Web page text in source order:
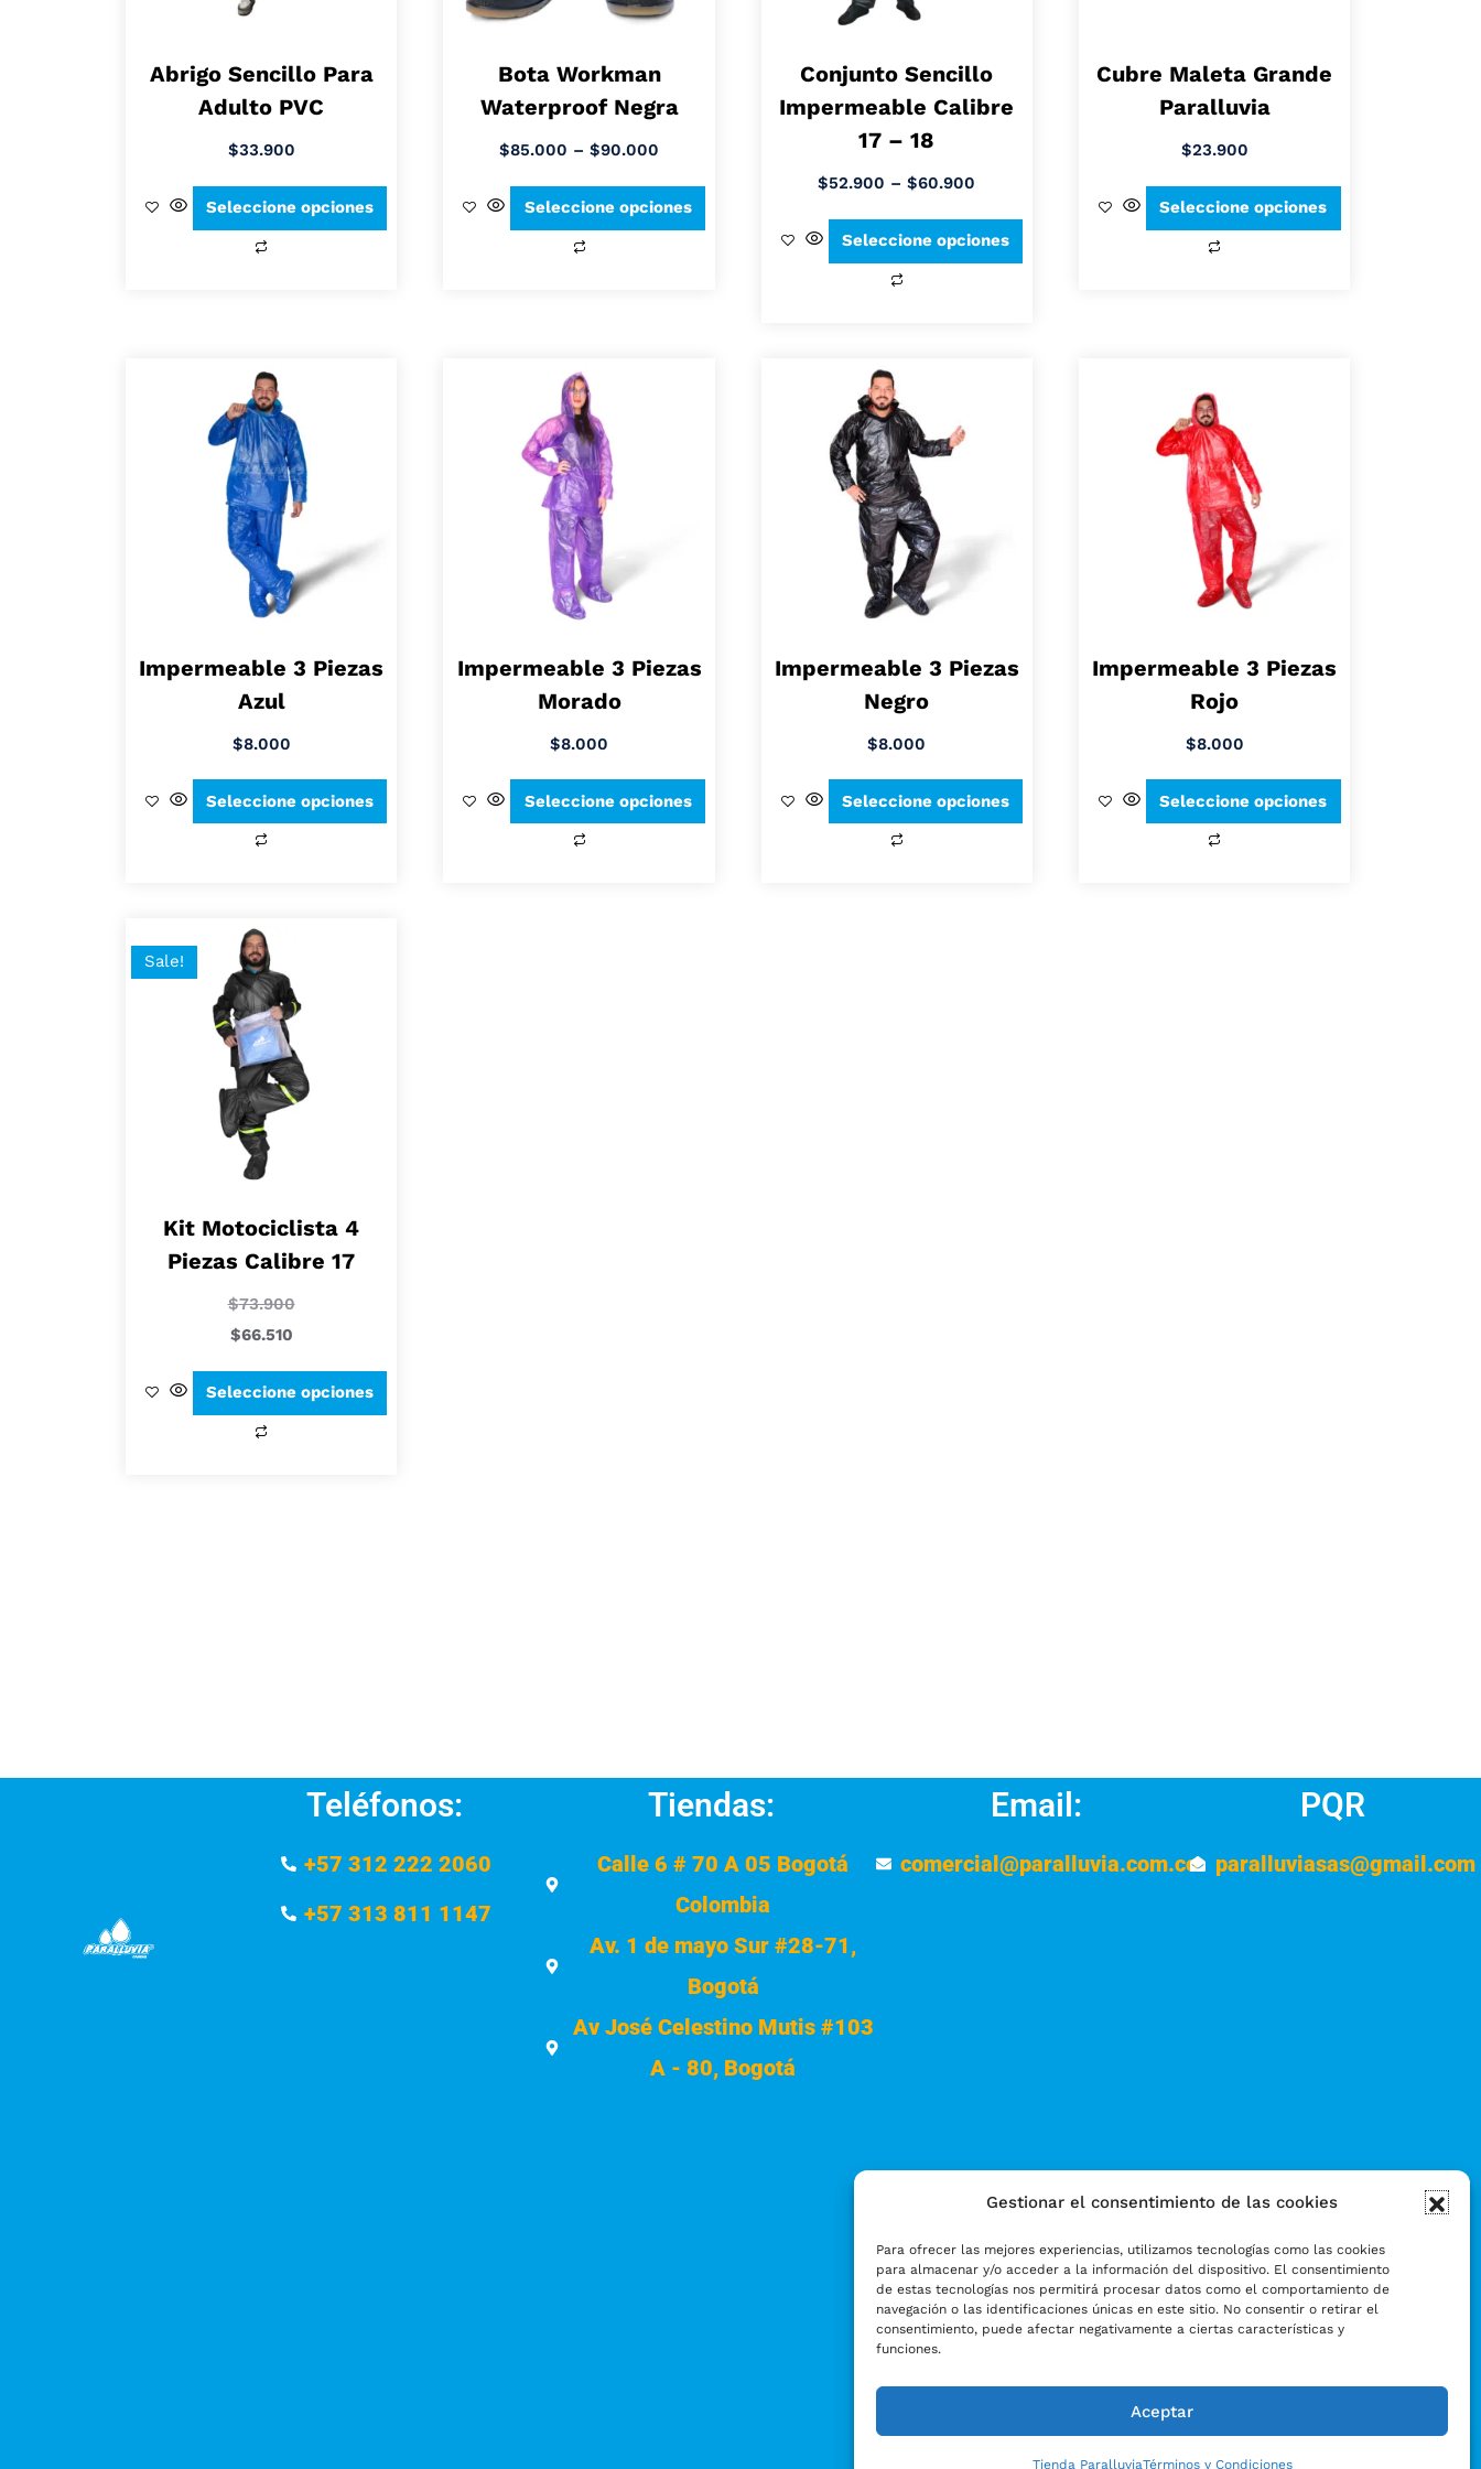
Gestionar el consentimiento de las cookies
Para ofrecer las mejores experiencias, utilizamos tecnologías como las cookies
para almacenar y/o acceder a la información del dispositivo. El consentimiento
de estas tecnologías nos permitirá procesar datos como el comportamiento de
navegación o las identificaciones únicas en este sitio. No consentir o retirar el
consentimiento, puede afectar negativamente a ciertas características y
funciones.
Aceptar
Tienda ParalluviaTérminos y Condiciones
Abrigo Sencillo Para
Adulto PVC
$33.900
Seleccione opciones
Bota Workman
Waterproof Negra
$85.000 – $90.000
Seleccione opciones
Conjunto Sencillo
Impermeable Calibre
17 – 18
$52.900 – $60.900
Seleccione opciones
Cubre Maleta Grande
Paralluvia
$23.900
Seleccione opciones
Impermeable 3 Piezas
Azul
$8.000
Seleccione opciones
Impermeable 3 Piezas
Morado
$8.000
Seleccione opciones
Impermeable 3 Piezas
Negro
$8.000
Seleccione opciones
Impermeable 3 Piezas
Rojo
$8.000
Seleccione opciones
Sale!
Kit Motociclista 4
Piezas Calibre 17
$73.900
$66.510
Seleccione opciones
Teléfonos:
+57 312 222 2060
+57 313 811 1147
Tiendas:
Calle 6 # 70 A 05 Bogotá
Colombia
Av. 1 de mayo Sur #28-71,
Bogotá
Av José Celestino Mutis #103
A - 80, Bogotá
Email:
comercial@paralluvia.com.co
PQR
paralluviasas@gmail.com